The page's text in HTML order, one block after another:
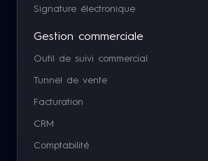
Signature électronique
Gestion commerciale
Outil de suivi commercial
Tunnel de vente
Facturation
CRM
Comptabilité